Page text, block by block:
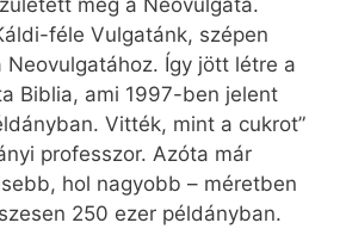
meg a Neovulgata.
féle Vulgatánk, szépen
Így jött létre a
Biblia, ami 1997-ben jelent
Vitték, mint a cukrot”
professzor. Azóta már
hol nagyobb – méretben
250 ezer példányban.